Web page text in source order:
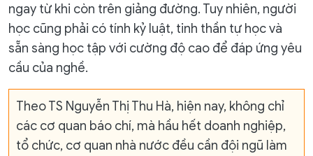
ngay từ khi còn trên giảng đường. Tuy nhiên, người
học cũng phải có tính kỷ luật, tinh thần tự học và
sẵn sàng học tập với cường độ cao để đáp ứng yêu
cầu của nghề.
Theo TS Nguyễn Thị Thu Hà, hiện nay, không chỉ
các cơ quan báo chí, mà hầu hết doanh nghiệp,
tổ chức, cơ quan nhà nước đều cần đội ngũ làm